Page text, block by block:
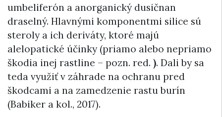
umbeliferón a anorganický dusičnan
draselný. Hlavnými komponentmi silice sú
steroly a ich deriváty, ktoré majú
alelopatické účinky (priamo alebo nepriamo
škodia inej rastline – pozn. red. ). Dali by sa
teda využiť v záhrade na ochranu pred
škodcami a na zamedzenie rastu burín
(Babiker a kol., 2017).